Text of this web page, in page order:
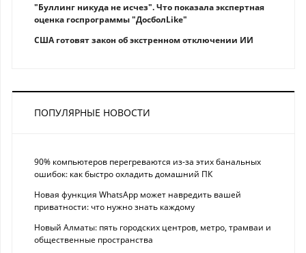
"Буллинг никуда не исчез". Что показала экспертная
оценка госпрограммы "ДосболLike"
США готовят закон об экстренном отключении ИИ
ПОПУЛЯРНЫЕ НОВОСТИ
90% компьютеров перегреваются из-за этих банальных
ошибок: как быстро охладить домашний ПК
Новая функция WhatsApp может навредить вашей
приватности: что нужно знать каждому
Новый Алматы: пять городских центров, метро, трамваи и
общественные пространства